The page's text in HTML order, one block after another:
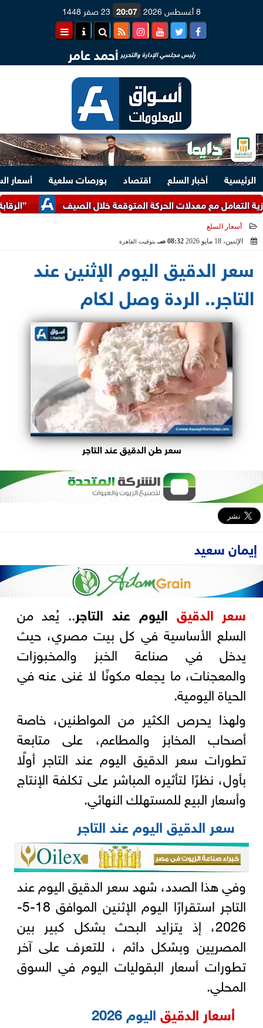
8 أغسطس 2026 20:07 23 صفر 1448
رئيس مجلسي الإدارة والتحرير أحمد عامر
الرئيسية أخبار السلع اقتصاد بورصات سلعية
أسعار
”الرقابة
مع معدلات الحركة المتوقعة خلال الصيف
أسعار السلع
الإثنين، 18 مايو 2026
08:32 صـ بتوقيت القاهرة
سعر الدقيق اليوم الإثنين عند
التاجر.. الردة وصل لكام
سعر طن الدقيق عند التاجر
إيمان سعيد
سعر الدقيق اليوم عند التاجر.. يُعد من
السلع الأساسية في كل بيت مصري، حيث
يدخل في صناعة الخبز والمخبوزات
والمعجنات، ما يجعله مكونًا لا غنى عنه في
الحياة اليومية.
ولهذا يحرص الكثير من المواطنين، خاصة
أصحاب المخابز والمطاعم، على متابعة
تطورات سعر الدقيق اليوم عند التاجر أولًا
بأول، نظرًا لتأثيره المباشر على تكلفة الإنتاج
وأسعار البيع للمستهلك النهائي.
سعر الدقيق اليوم عند التاجر
وفي هذا الصدد، شهد سعر الدقيق اليوم عند
التاجر استقرارًا اليوم الإثنين الموافق 18-5-
2026، إذ يتزايد البحث بشكل كبير بين
المصريين وبشكل دائم ، للتعرف على آخر
تطورات أسعار البقوليات اليوم في السوق
المحلي.
أسعار الدقيقاليوم 2026